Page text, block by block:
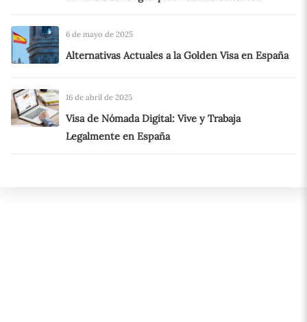
6 de mayo de 2025
Alternativas Actuales a la Golden Visa en España
16 de abril de 2025
Visa de Nómada Digital: Vive y Trabaja
Legalmente en España